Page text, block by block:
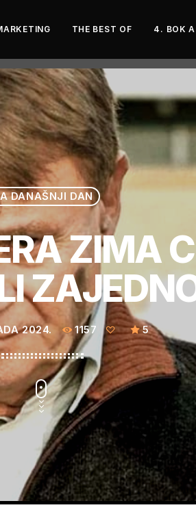
THE BEST OF 4. BOK
DANAŠNJI DAN
ZIMA
2024. 1157 5